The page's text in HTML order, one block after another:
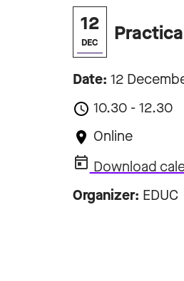
12
DEC
Date: 12
10.30 - 12.30
Online
Download
Organizer: EDUC